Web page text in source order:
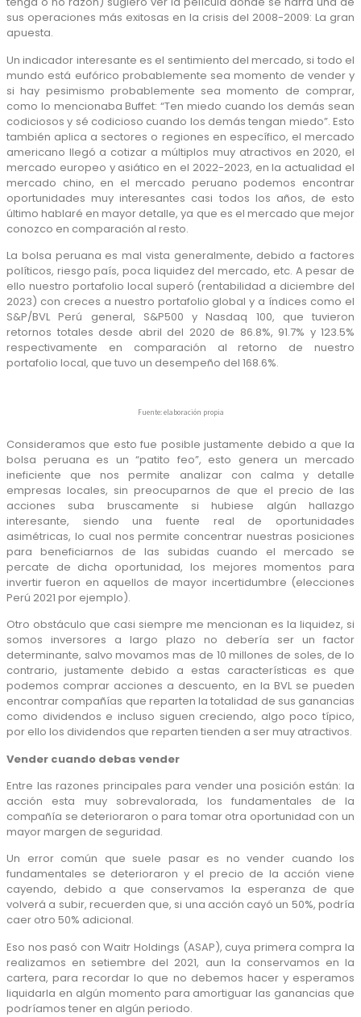
sus operaciones más exitosas en la crisis del 2008-2009: La gran
apuesta.
Un indicador interesante es el sentimiento del mercado, si todo el
mundo está eufórico probablemente sea momento de vender y
si hay pesimismo probablemente sea momento de comprar,
como lo mencionaba Buffet: “Ten miedo cuando los demás sean
codiciosos y sé codicioso cuando los demás tengan miedo”. Esto
también aplica a sectores o regiones en específico, el mercado
americano llegó a cotizar a múltiplos muy atractivos en 2020, el
mercado europeo y asiático en el 2022-2023, en la actualidad el
mercado chino, en el mercado peruano podemos encontrar
oportunidades muy interesantes casi todos los años, de esto
último hablaré en mayor detalle, ya que es el mercado que mejor
conozco en comparación al resto.
La bolsa peruana es mal vista generalmente, debido a factores
políticos, riesgo país, poca liquidez del mercado, etc. A pesar de
ello nuestro portafolio local superó (rentabilidad a diciembre del
2023) con creces a nuestro portafolio global y a índices como el
S&P/BVL Perú general, S&P500 y Nasdaq 100, que tuvieron
retornos totales desde abril del 2020 de 86.8%, 91.7% y 123.5%
respectivamente en comparación al retorno de nuestro
portafolio local, que tuvo un desempeño del 168.6%.
Fuente: elaboración propia
Consideramos que esto fue posible justamente debido a que la
bolsa peruana es un “patito feo”, esto genera un mercado
ineficiente que nos permite analizar con calma y detalle
empresas locales, sin preocuparnos de que el precio de las
acciones suba bruscamente si hubiese algún hallazgo
interesante, siendo una fuente real de oportunidades
asimétricas, lo cual nos permite concentrar nuestras posiciones
para beneficiarnos de las subidas cuando el mercado se
percate de dicha oportunidad, los mejores momentos para
invertir fueron en aquellos de mayor incertidumbre (elecciones
Perú 2021 por ejemplo).
Otro obstáculo que casi siempre me mencionan es la liquidez, si
somos inversores a largo plazo no debería ser un factor
determinante, salvo movamos mas de 10 millones de soles, de lo
contrario, justamente debido a estas características es que
podemos comprar acciones a descuento, en la BVL se pueden
encontrar compañías que reparten la totalidad de sus ganancias
como dividendos e incluso siguen creciendo, algo poco típico,
por ello los dividendos que reparten tienden a ser muy atractivos.
Vender cuando debas vender
Entre las razones principales para vender una posición están: la
acción esta muy sobrevalorada, los fundamentales de la
compañía se deterioraron o para tomar otra oportunidad con un
mayor margen de seguridad.
Un error común que suele pasar es no vender cuando los
fundamentales se deterioraron y el precio de la acción viene
cayendo, debido a que conservamos la esperanza de que
volverá a subir, recuerden que, si una acción cayó un 50%, podría
caer otro 50% adicional.
Eso nos pasó con Waitr Holdings (ASAP), cuya primera compra la
realizamos en setiembre del 2021, aun la conservamos en la
cartera, para recordar lo que no debemos hacer y esperamos
liquidarla en algún momento para amortiguar las ganancias que
podríamos tener en algún periodo.